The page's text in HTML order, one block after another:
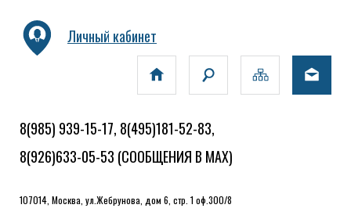
Личный кабинет
8(985) 939-15-17, 8(495)181-52-83,
8(926)633-05-53 (СООБЩЕНИЯ В MAX)
107014, Москва, ул.Жебрунова, дом 6, стр. 1 оф.300/8